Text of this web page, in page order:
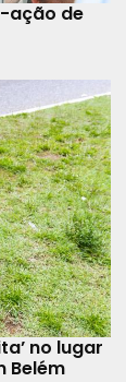
ação de
no lugar
Belém